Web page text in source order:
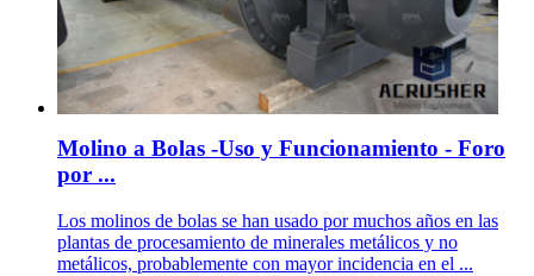
Molino a Bolas -Uso y Funcionamiento - Foro
por ...
Los molinos de bolas se han usado por muchos años en las
plantas de procesamiento de minerales metálicos y no
metálicos, probablemente con mayor incidencia en el ...